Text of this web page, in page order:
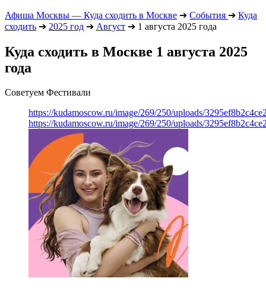
Афиша Москвы — Куда сходить в Москве ➔ События ➔ Куда
сходить ➔ 2025 год ➔ Август ➔ 1 августа 2025 года
Куда сходить в Москве 1 августа 2025
года
Советуем Фестивали
https://kudamoscow.ru/image/269/250/uploads/
https://kudamoscow.ru/image/269/250/uploads/